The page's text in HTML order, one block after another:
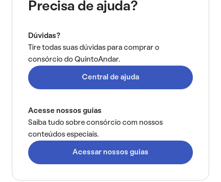
Precisa de ajuda?
Dúvidas?
Tire todas suas dúvidas para comprar o
consórcio do QuintoAndar.
Central de ajuda
Acesse nossos guias
Saiba tudo sobre consórcio com nossos
conteúdos especiais.
Acessar nossos guias